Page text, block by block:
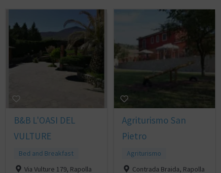
B&B L'OASI DEL
VULTURE
Bed and Breakfast
Via Vulture 179, Rapolla
Agriturismo San
Pietro
Agriturismo
Contrada Braida, Rapolla